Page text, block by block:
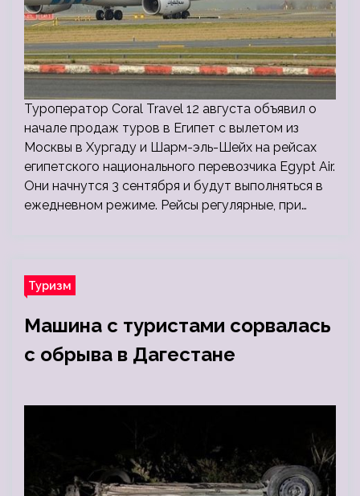
Туроператор Coral Travel 12 августа объявил о
начале продаж туров в Египет с вылетом из
Москвы в Хургаду и Шарм-эль-Шейх на рейсах
египетского национального перевозчика Egypt Air.
Они начнутся 3 сентября и будут выполняться в
ежедневном режиме. Рейсы регулярные, при…
Туризм
Машина с туристами сорвалась
с обрыва в Дагестане